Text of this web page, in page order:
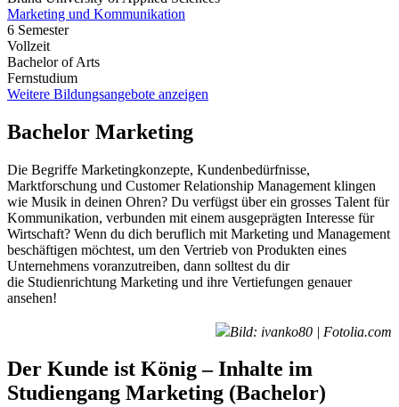
Marketing und Kommunikation
6 Semester
Vollzeit
Bachelor of Arts
Fernstudium
Weitere Bildungsangebote anzeigen
Bachelor Marketing
Die Begriffe Marketingkonzepte, Kundenbedürfnisse,
Marktforschung und Customer Relationship Management klingen
wie Musik in deinen Ohren? Du verfügst über ein grosses Talent für
Kommunikation, verbunden mit einem ausgeprägten Interesse für
Wirtschaft? Wenn du dich beruflich mit Marketing und Management
beschäftigen möchtest, um den Vertrieb von Produkten eines
Unternehmens voranzutreiben, dann solltest du dir
die Studienrichtung Marketing und ihre Vertiefungen genauer
ansehen!
Bild: ivanko80 | Fotolia.com
Der Kunde ist König – Inhalte im
Studiengang Marketing (Bachelor)